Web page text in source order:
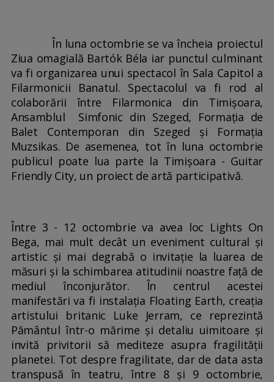
În luna octombrie se va încheia proiectul
Ziua omagială Bartók Béla iar punctul culminant
va fi organizarea unui spectacol în Sala Capitol a
Filarmonicii Banatul. Spectacolul va fi rod al
colaborării între Filarmonica din Timișoara,
Ansamblul Simfonic din Szeged, Formația de
Balet Contemporan din Szeged și Formația
Muzsikas. De asemenea, tot în luna octombrie
publicul poate lua parte la Timișoara - Guitar
Friendly City, un proiect de artă participativă.
Între 3 - 12 octombrie va avea loc Lights On
Bega, mai mult decât un eveniment cultural și
artistic și mai degrabă o invitație la luarea de
măsuri și la schimbarea atitudinii noastre față de
mediul înconjurător. În centrul acestei
manifestări va fi instalația Floating Earth, creația
artistului britanic Luke Jerram, ce reprezintă
Pământul într-o mărime și detaliu uimitoare și
invită privitorii să mediteze asupra fragilității
planetei. Tot despre fragilitate, dar de data asta
transpusă în teatru, între 8 și 9 octombrie,